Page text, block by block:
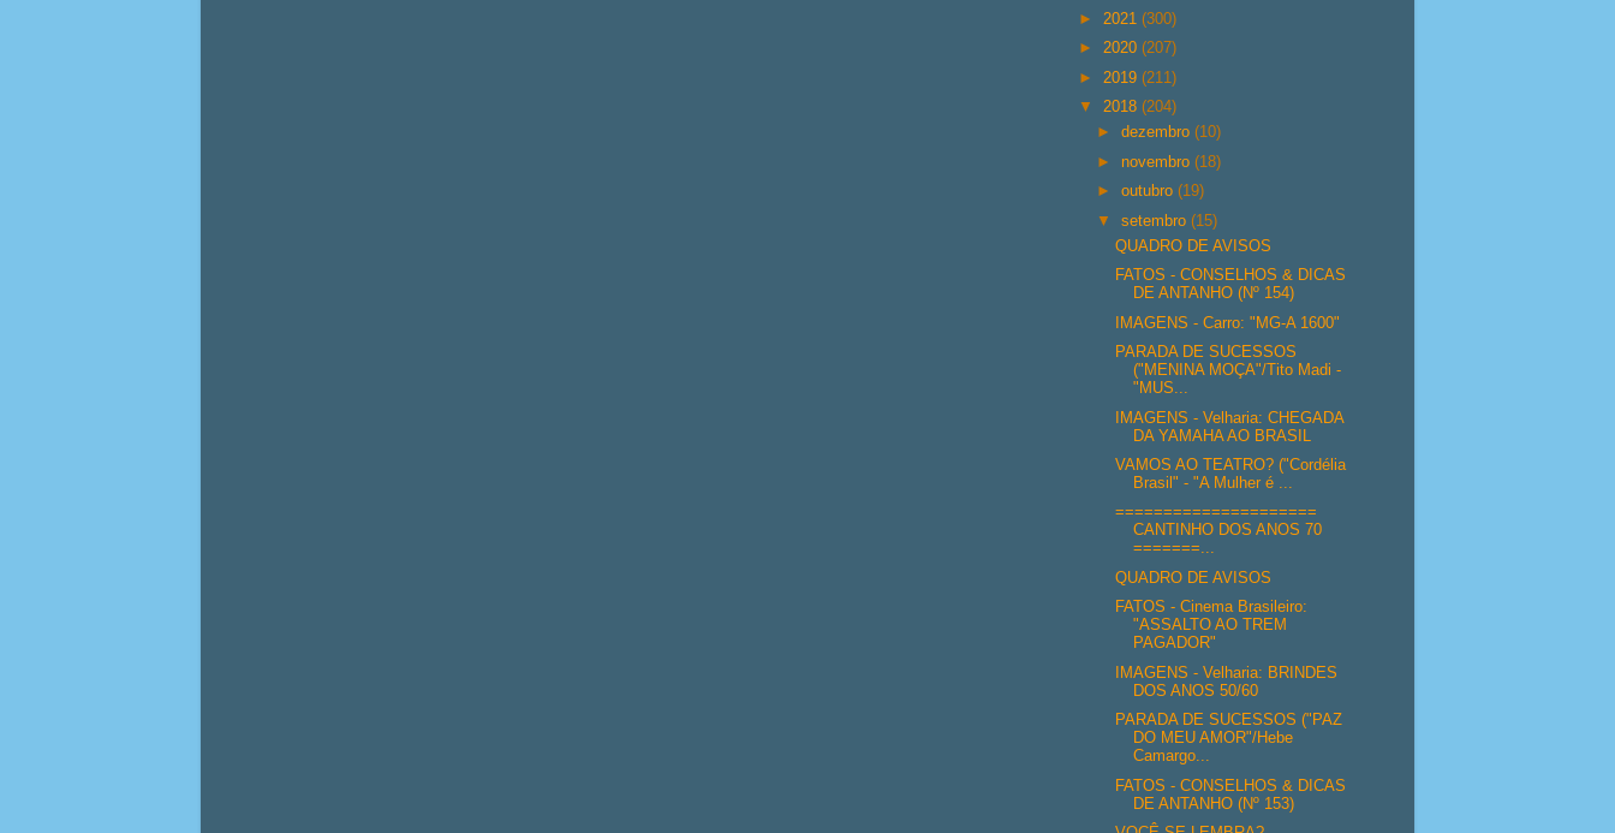
► 2021 (300)
► 2020 (207)
► 2019 (211)
▼ 2018 (204)
►dezembro(10)
► novembro(18)
►outubro(19)
▼setembro(15)
QUADRO DE AVISOS
FATOS - CONSELHOS & DICAS
DE ANTANHO (Nº 154)
IMAGENS - Carro: "MG-A 1600"
PARADA DE SUCESSOS
("MENINA MOÇA"/Tito Madi -
"MUS...
IMAGENS - Velharia: CHEGADA
DA YAMAHA AO BRASIL
VAMOS AO TEATRO? ("Cordélia
Brasil" - "A Mulher é ...
=====================
CANTINHO DOS ANOS 70
=======...
QUADRO DE AVISOS
FATOS - Cinema Brasileiro:
"ASSALTO AO TREM
PAGADOR"
IMAGENS - Velharia: BRINDES
DOS ANOS 50/60
PARADA DE SUCESSOS ("PAZ
DO MEU AMOR"/Hebe
Camargo...
FATOS - CONSELHOS & DICAS
DE ANTANHO (Nº 153)